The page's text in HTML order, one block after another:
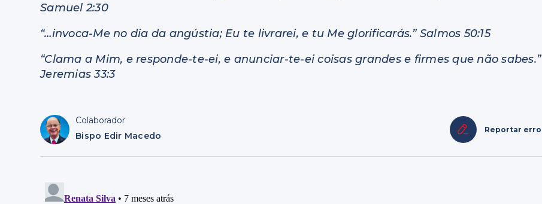
Samuel 2:30
“…invoca-Me no dia da angústia; Eu te livrarei, e tu Me glorificarás.” Salmos 50:15
“Clama a Mim, e responde-te-ei, e anunciar-te-ei coisas grandes e firmes que não sabes.”
Jeremias 33:3
Colaborador
Bispo Edir Macedo
Reportar erro